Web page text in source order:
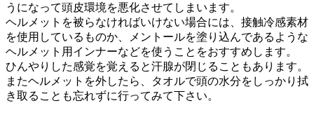
うになって頭皮環境を悪化させてしまいます。
ヘルメットを被らなければいけない場合には、接触冷感素材
を使用しているものか、メントールを塗り込んであるような
ヘルメット用インナーなどを使うことをおすすめします。
ひんやりした感覚を覚えると汗腺が閉じることもあります。
またヘルメットを外したら、タオルで頭の水分をしっかり拭
き取ることも忘れずに行ってみて下さい。